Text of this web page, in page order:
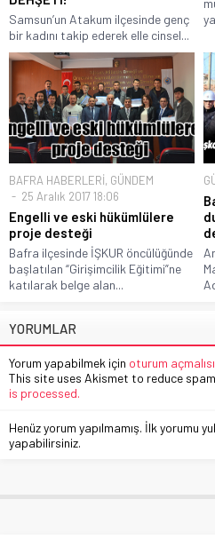
Samsun’un Atakum ilçesinde genç
bir kadını takip ederek elle cinsel...
BAFRA HABERLERİ, GÜNDEM
25 Aralık 2017 18:06
Engelli ve eski hükümlülere
proje desteği
Bafra ilçesinde İŞKUR öncülüğünde
başlatılan “Girişimcilik Eğitimi”ne
katılarak belge alan...
YORUMLAR
Yorum yapabilmek için oturum
This site uses Akismet to reduce
is processed.
Henüz yorum yapılmamış. İlk yorumu
yapabilirsiniz.